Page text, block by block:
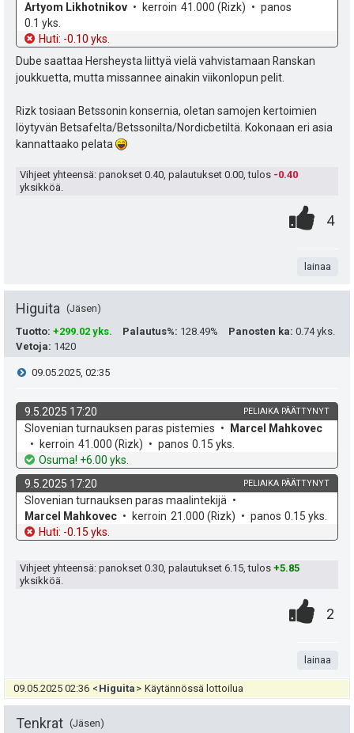
s
o
h
d
e
e
Artyom Likhotnikov kerroin 41.000 (Rizk)
panos
0.1 yks.
Huti: -0.10 yks.
Dube saattaa Hersheysta liittyä vielä vahvistamaan Ranskan
joukkuetta, mutta missannee ainakin viikonlopun pelit.
Rizk tosiaan Betssonin konsernia, oletan samojen kertoimien
löytyvän Betsafelta/Betssonilta/Nordicbetiltä. Kokonaan eri asia
kannattaako pelata
Vihjeet yhteensä: panokset 0.40, palautukset 0.00, tulos -0.40
yksikköä.
P
i
s
e
t
ä
h
e
s
ä
:
4
lainaa
Higuita
Jäsen
Tuotto: +299.02 yks. Palautus%: 128.49% Panosten ka: 0.74 yks.
Vetoja: 1420
V
i
e
s
t
i
09.05.2025, 02:35
9.5.2025 17:20 PELIAIKA PÄÄTTYNYT
k
h
d
e
Slovenian turnauksen paras pistemies
v
e
o
Marcel Mahkovec
kerroin 41.000 (Rizk) panos 0.15 yks.
Osuma! +6.00 yks.
9.5.2025 17:20
PELIAIKA PÄÄTTYNYT
k
o
h
e
Slovenian turnauksen paras maalintekijä
e
Marcel Mahkovec kerroin 21.000 (Rizk) panos 0.15 yks.
Huti: -0.15 yks.
Vihjeet yhteensä: panokset 0.30, palautukset 6.15, tulos +5.85
yksikköä.
P
i
s
t
2
a
lainaa
09.05.2025 02:36 < Higuita > Käytännössä lottoilua
Tenkrat
Jäsen